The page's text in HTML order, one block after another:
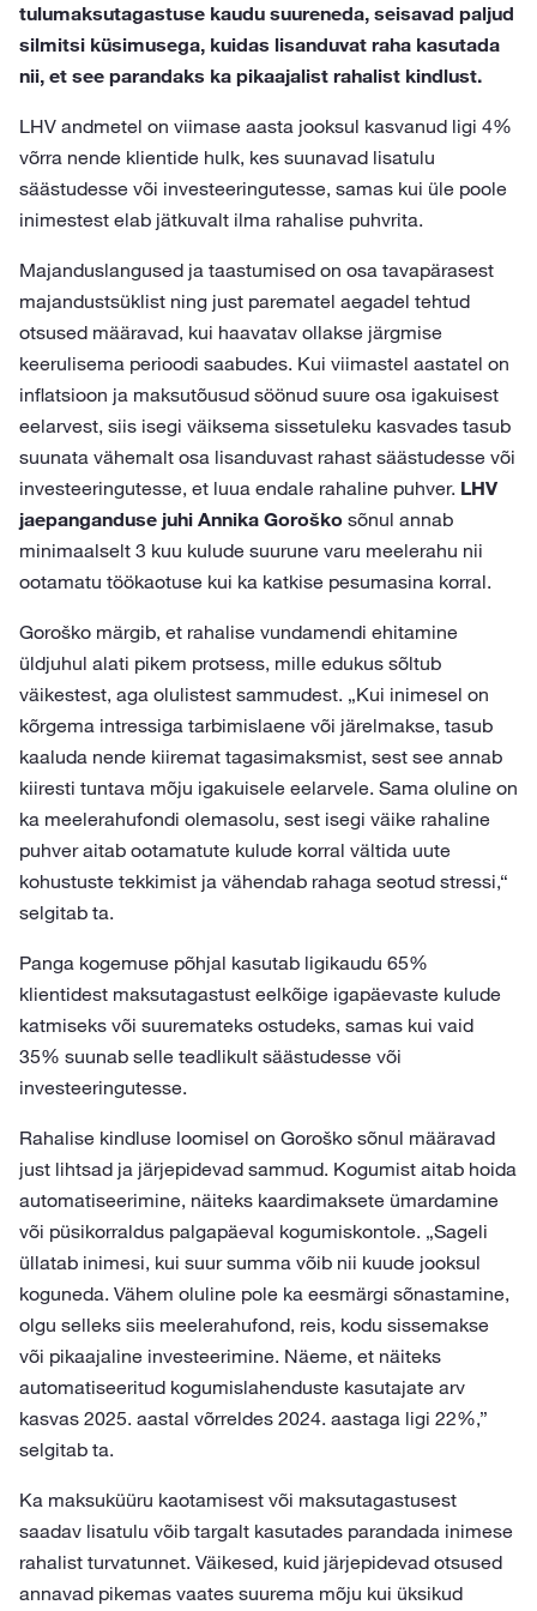
tulumaksutagastuse kaudu suureneda, seisavad paljud
silmitsi küsimusega, kuidas lisanduvat raha kasutada
nii, et see parandaks ka pikaajalist rahalist kindlust.
LHV andmetel on viimase aasta jooksul kasvanud ligi 4%
võrra nende klientide hulk, kes suunavad lisatulu
säästudesse või investeeringutesse, samas kui üle poole
inimestest elab jätkuvalt ilma rahalise puhvrita.
Majanduslangused ja taastumised on osa tavapärasest
majandustsüklist ning just parematel aegadel tehtud
otsused määravad, kui haavatav ollakse järgmise
keerulisema perioodi saabudes. Kui viimastel aastatel on
inflatsioon ja maksutõusud söönud suure osa igakuisest
eelarvest, siis isegi väiksema sissetuleku kasvades tasub
suunata vähemalt osa lisanduvast rahast säästudesse või
investeeringutesse, et luua endale rahaline puhver. LHV
jaepanganduse juhi Annika Goroško sõnul annab
minimaalselt 3 kuu kulude suurune varu meelerahu nii
ootamatu töökaotuse kui ka katkise pesumasina korral.
Goroško märgib, et rahalise vundamendi ehitamine
üldjuhul alati pikem protsess, mille edukus sõltub
väikestest, aga olulistest sammudest. „Kui inimesel on
kõrgema intressiga tarbimislaene või järelmakse, tasub
kaaluda nende kiiremat tagasimaksmist, sest see annab
kiiresti tuntava mõju igakuisele eelarvele. Sama oluline on
ka meelerahufondi olemasolu, sest isegi väike rahaline
puhver aitab ootamatute kulude korral vältida uute
kohustuste tekkimist ja vähendab rahaga seotud stressi,“
selgitab ta.
Panga kogemuse põhjal kasutab ligikaudu 65%
klientidest maksutagastust eelkõige igapäevaste kulude
katmiseks või suuremateks ostudeks, samas kui vaid
35% suunab selle teadlikult säästudesse või
investeeringutesse.
Rahalise kindluse loomisel on Goroško sõnul määravad
just lihtsad ja järjepidevad sammud. Kogumist aitab hoida
automatiseerimine, näiteks kaardimaksete ümardamine
või püsikorraldus palgapäeval kogumiskontole. „Sageli
üllatab inimesi, kui suur summa võib nii kuude jooksul
koguneda. Vähem oluline pole ka eesmärgi sõnastamine,
olgu selleks siis meelerahufond, reis, kodu sissemakse
või pikaajaline investeerimine. Näeme, et näiteks
automatiseeritud kogumislahenduste kasutajate arv
kasvas 2025. aastal võrreldes 2024. aastaga ligi 22%,”
selgitab ta.
Ka maksuküüru kaotamisest või maksutagastusest
saadav lisatulu võib targalt kasutades parandada inimese
rahalist turvatunnet. Väikesed, kuid järjepidevad otsused
annavad pikemas vaates suurema mõju kui üksikud